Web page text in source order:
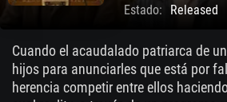
Estado:
Released
Cuando el acaudalado patriarca de
hijos para anunciarles que está por
herencia competir entre ellos